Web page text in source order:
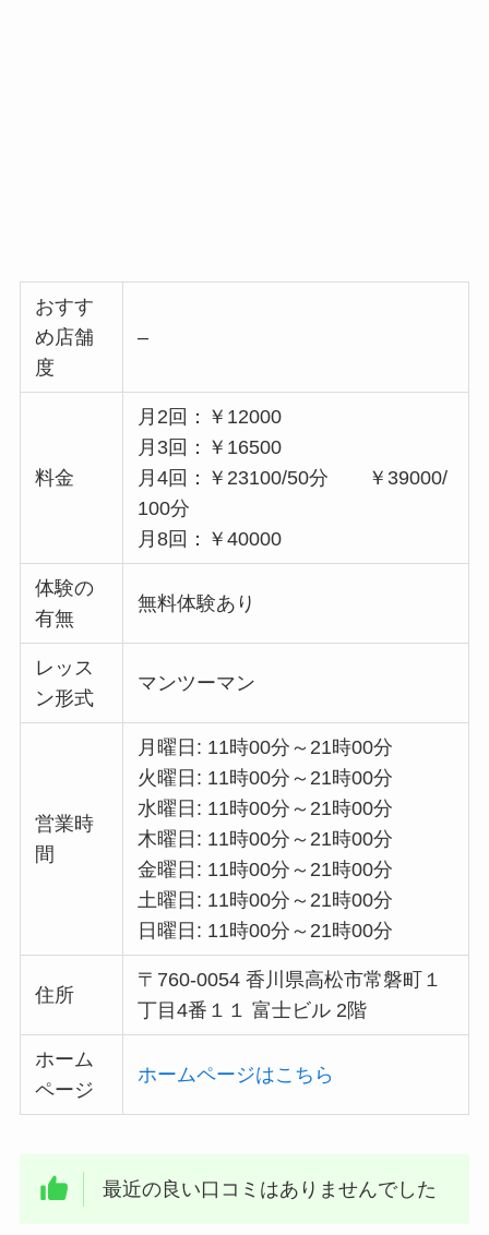
おすす
め店舗
度
–
料金
月2回：￥12000
月3回：￥16500
月4回：￥23100/50分 ￥39000/
100分
月8回：￥40000
体験の
有無
無料体験あり
レッス
ン形式
マンツーマン
営業時
間
月曜日: 11時00分～21時00分
火曜日: 11時00分～21時00分
水曜日: 11時00分～21時00分
木曜日: 11時00分～21時00分
金曜日: 11時00分～21時00分
土曜日: 11時00分～21時00分
日曜日: 11時00分～21時00分
住所
〒760-0054 香川県高松市常磐町１
丁目4番１１ 富士ビル 2階
ホーム
ページ
ホームページはこちら
最近の良い口コミはありませんでした